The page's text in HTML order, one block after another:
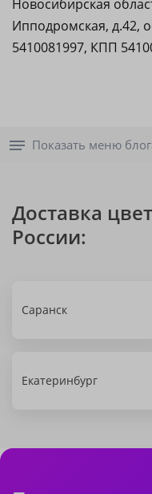
Новосибирская
Ипподромская, д.42,
5410081997, КПП
Показать меню
Доставка
России:
Саранск
Екатеринбург